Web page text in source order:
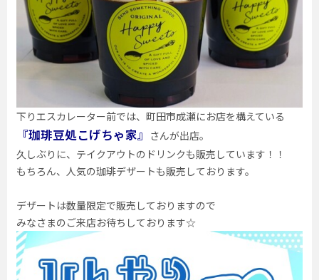
下りエスカレーター前では、町田市成瀬にお店を構えている
『珈琲豆処こげちゃ家』 さんが出店。
久しぶりに、テイクアウトのドリンクも販売しています！！
もちろん、人気の珈琲デザートも販売しております。
デザートは数量限定で販売しておりますので
みなさまのご来店お待ちしております☆